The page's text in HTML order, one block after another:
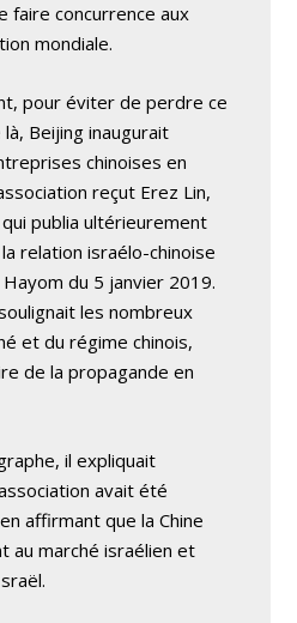
faire concurrence aux
mondiale.
pour éviter de perdre ce
là, Beijing inaugurait
chinoises en
reçut Erez Lin,
publia ultérieurement
relation israélo-chinoise
du 5 janvier 2019.
les nombreux
et du régime chinois,
de la propagande en
il expliquait
avait été
affirmant que la Chine
au marché israélien et